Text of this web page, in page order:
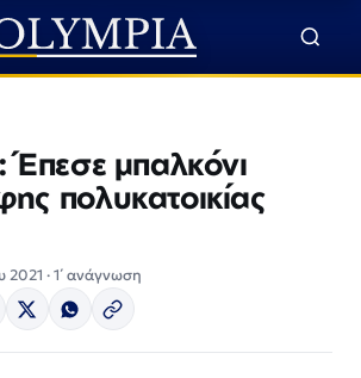
Έπεσε μπαλκόνι
πολυκατοικίας
2021 · 1΄ ανάγνωση